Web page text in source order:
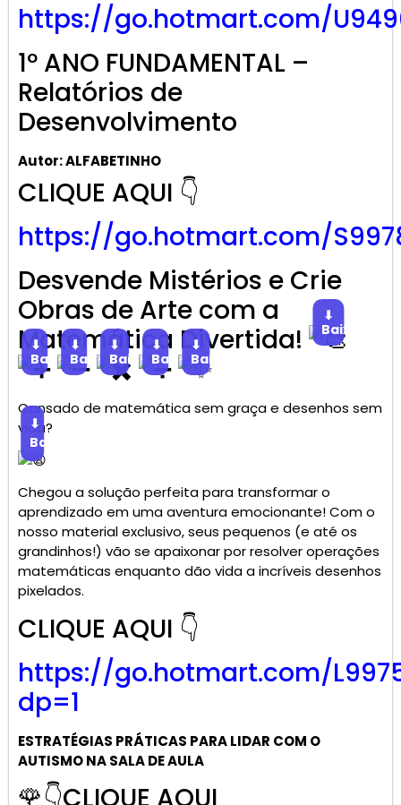
https://go.hotmart.com/
1º ANO FUNDAMENTAL –
Relatórios de
Desenvolvimento
Autor: ALFABETINHO
CLIQUE AQUI 👇
https://go.hotmart.com/
Desvende Mistérios e Crie
Obras de Arte com a
Matemática Divertida!
⬇
Baixar
⬇
Baixar
⬇
Baixar
⬇
Baixar
⬇
Baixar
⬇
Baixar
Cansado de matemática sem graça e desenhos sem
vida?
⬇
Baixar
Chegou a solução perfeita para transformar o
aprendizado em uma aventura emocionante! Com o
nosso material exclusivo, seus pequenos (e até os
grandinhos!) vão se apaixonar por resolver operações
matemáticas enquanto dão vida a incríveis desenhos
pixelados.
CLIQUE AQUI 👇
https://go.hotmart.com/
dp=1
ESTRATÉGIAS PRÁTICAS PARA LIDAR COM O
AUTISMO NA SALA DE AULA